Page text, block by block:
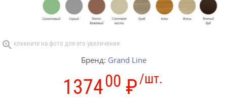
Бренд: Grand Line
/шт.
137400 ₽